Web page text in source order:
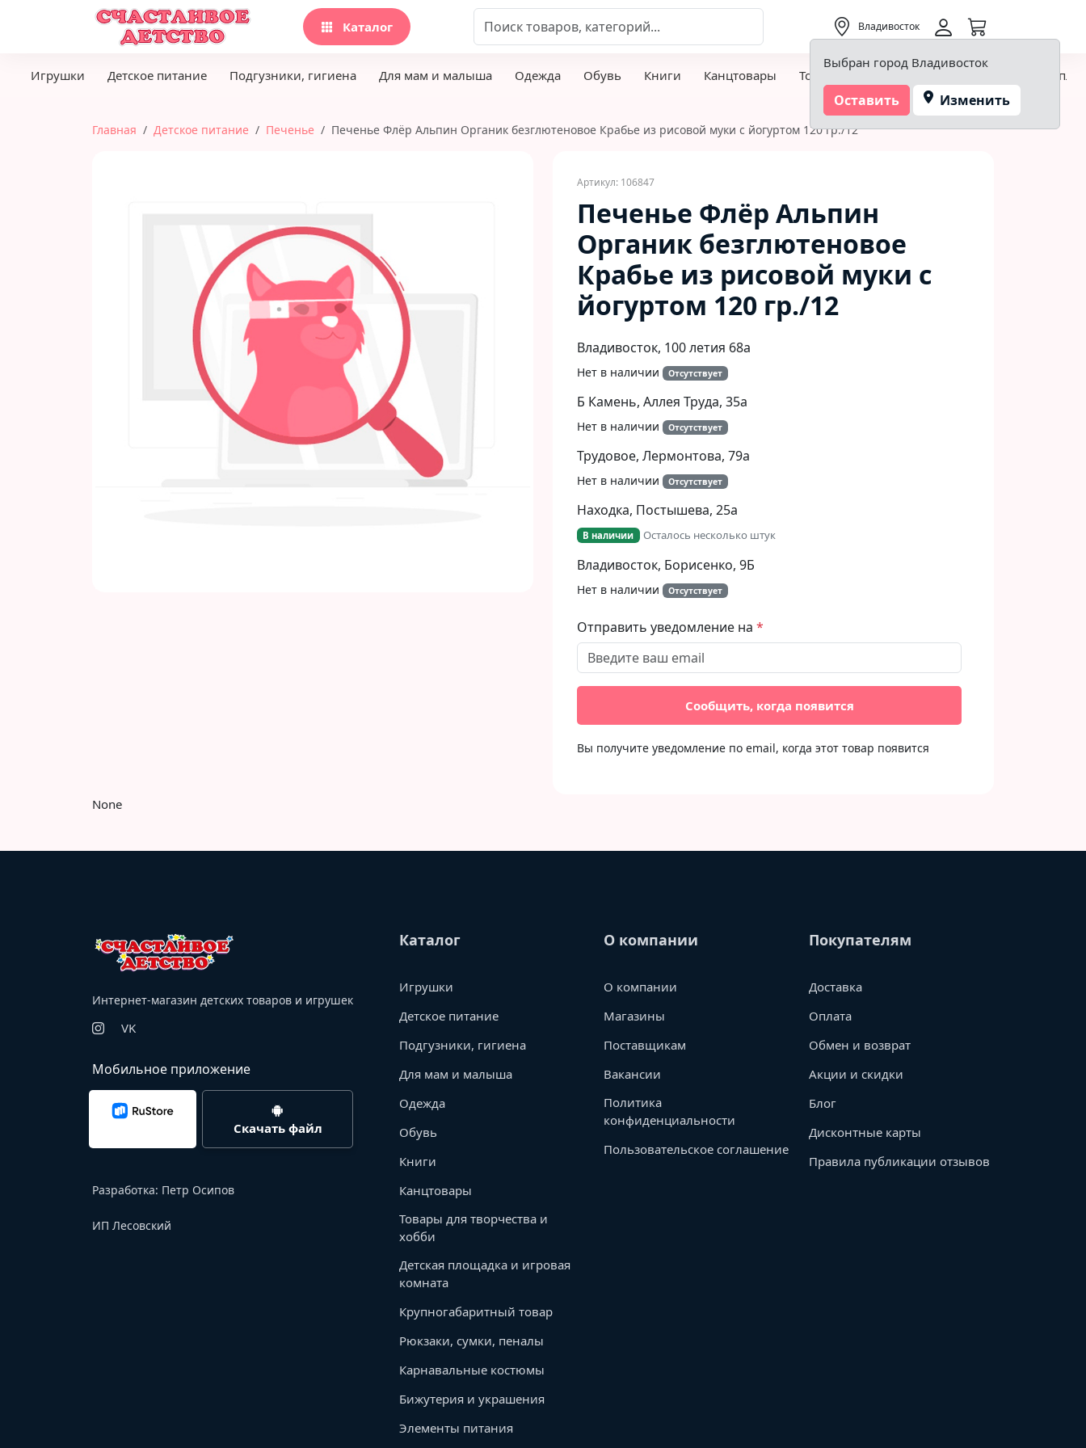
Каталог Владивосток
Выбран город Владивосток
Оставить Изменить
Игрушки Детское питание Подгузники, гигиена Для мам и малыша Одежда Обувь Книги Канцтовары Товары для творчества и хобби Детская
Главная Детское питание Печенье Печенье Флёр Альпин Органик безглютеновое Крабье из рисовой муки с йогуртом 120 гр./12
Артикул: 106847
Печенье Флёр Альпин
Органик безглютеновое
Крабье из рисовой муки с
йогуртом 120 гр./12
Владивосток, 100 летия 68а
Нет в наличии Отсутствует
Б Камень, Аллея Труда, 35а
Нет в наличии Отсутствует
Трудовое, Лермонтова, 79а
Нет в наличии Отсутствует
Находка, Постышева, 25а
В наличии Осталось несколько штук
Владивосток, Борисенко, 9Б​
Нет в наличии Отсутствует
Отправить уведомление на
Сообщить, когда появится
Вы получите уведомление по email, когда этот товар появится
None
Интернет-магазин детских товаров и игрушек
VK
Мобильное приложение
Скачать файл
Разработка: Петр Осипов
ИП Лесовский
Каталог
Игрушки
Детское питание
Подгузники, гигиена
Для мам и малыша
Одежда
Обувь
Книги
Канцтовары
Товары для творчества и
хобби
Детская площадка и игровая
комната
Крупногабаритный товар
Рюкзаки, сумки, пеналы
Карнавальные костюмы
Бижутерия и украшения
Элементы питания
О компании
О компании
Магазины
Поставщикам
Вакансии
Политика
конфиденциальности
Пользовательское соглашение
Покупателям
Доставка
Оплата
Обмен и возврат
Акции и скидки
Блог
Дисконтные карты
Правила публикации отзывов